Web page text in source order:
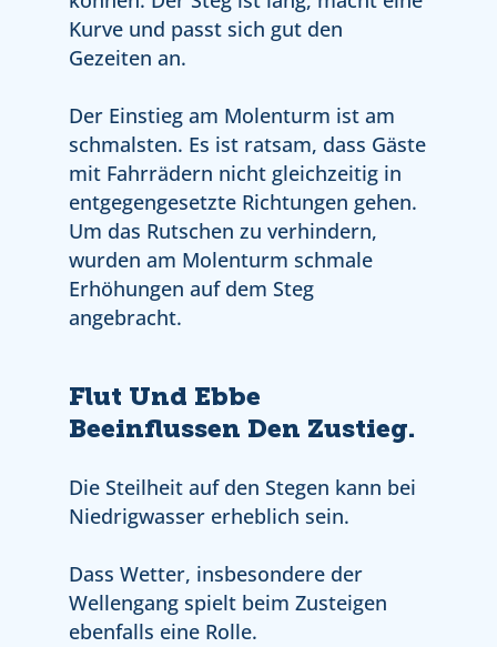
Kurve und passt sich gut den
Gezeiten an.
Der Einstieg am Molenturm ist am
schmalsten. Es ist ratsam, dass Gäste
mit Fahrrädern nicht gleichzeitig in
entgegengesetzte Richtungen gehen.
Um das Rutschen zu verhindern,
wurden am Molenturm schmale
Erhöhungen auf dem Steg
angebracht.
Flut Und Ebbe
Beeinflussen Den Zustieg.
Die Steilheit auf den Stegen kann bei
Niedrigwasser erheblich sein.
Dass Wetter, insbesondere der
Wellengang spielt beim Zusteigen
ebenfalls eine Rolle.